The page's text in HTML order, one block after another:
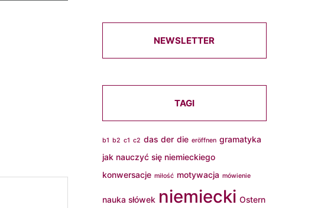
NEWSLETTER
TAGI
b1 b2 c1 c2 das der die eröffnen gramatyka
jak nauczyć się niemieckiego
konwersacje miłość motywacja mówienie
nauka słówek niemiecki Ostern